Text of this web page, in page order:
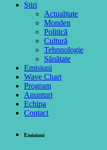
Ştiri
Actualitate
Monden
Politică
Cultură
Tehnnologie
Sănătate
Emisiuni
Wave Chart
Program
Anunturi
Echipa
Contact
Emisiuni